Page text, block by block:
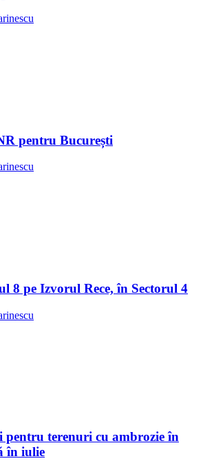
pentru București
8 pe Izvorul Rece, în Sectorul 4
pentru terenuri cu ambrozie în
în iulie